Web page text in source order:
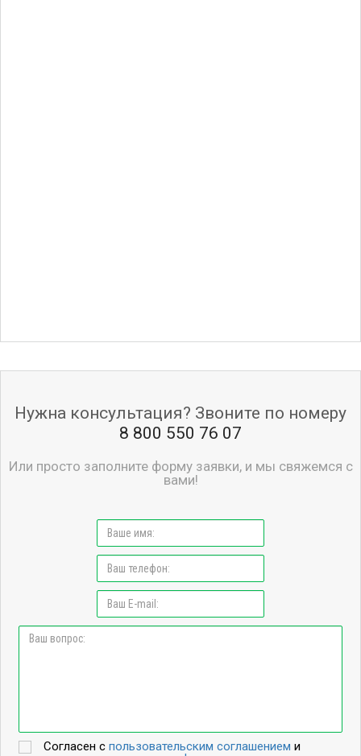
Нужна консультация? Звоните по номеру
8 800 550 76 07
Или просто заполните форму заявки, и мы свяжемся с
вами!
Согласен спользовательским соглашением и